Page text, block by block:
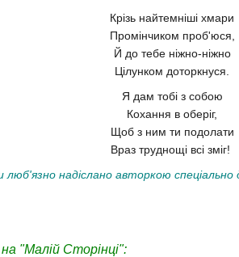
Крізь найтемніші хмари
Промінчиком проб'юся,
Й до тебе ніжно-ніжно
Цілунком доторкнуся.
Я дам тобі з собою
Кохання в оберіг,
Щоб з ним ти подолати
Враз труднощі всі зміг!
люб'язно надіслано авторкою спеціально
"Малій Сторінці":